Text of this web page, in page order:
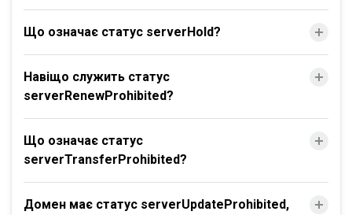
Що означає статус serverHold?
Навіщо служить статус
serverRenewProhibited?
Що означає статус
serverTransferProhibited?
Домен має статус serverUpdateProhibited,